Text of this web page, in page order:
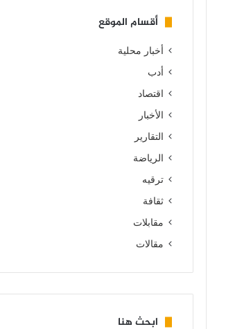
أقسام الموقع
أخبار محلية
أدب
اقتصاد
الأخبار
التقارير
الرياضة
ترقيه
ثقافة
مقابلات
مقالات
ابحث هنا